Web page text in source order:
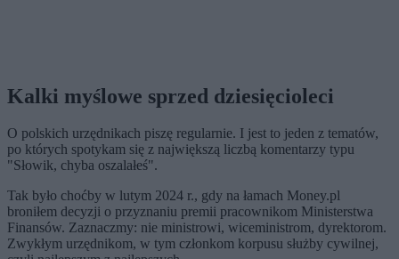
Kalki myślowe sprzed dziesięcioleci
O polskich urzędnikach piszę regularnie. I jest to jeden z tematów,
po których spotykam się z największą liczbą komentarzy typu
"Słowik, chyba oszalałeś".
Tak było choćby w lutym 2024 r., gdy na łamach Money.pl
broniłem decyzji o przyznaniu premii pracownikom Ministerstwa
Finansów. Zaznaczmy: nie ministrowi, wiceministrom, dyrektorom.
Zwykłym urzędnikom, w tym członkom korpusu służby cywilnej,